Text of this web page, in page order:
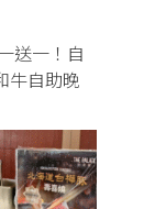
送一！自
牛自助晚